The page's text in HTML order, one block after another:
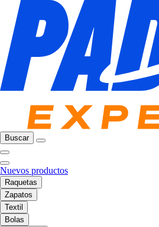
Buscar
Nuevos productos
Raquetas
Zapatos
Textil
Bolas